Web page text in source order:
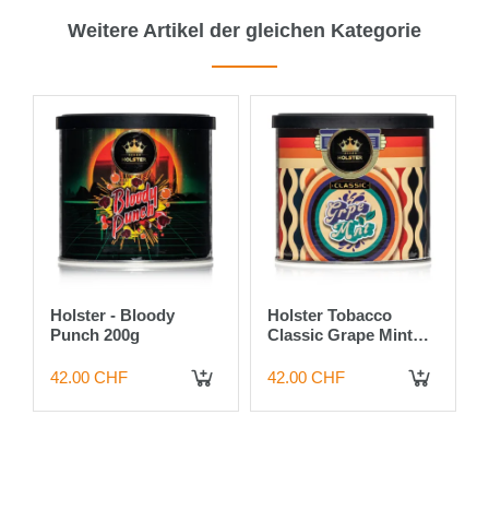
Weitere Artikel der gleichen Kategorie
Holster - Bloody
Punch 200g
42.00 CHF
Holster Tobacco
Classic Grape Mint
42.00 CHF